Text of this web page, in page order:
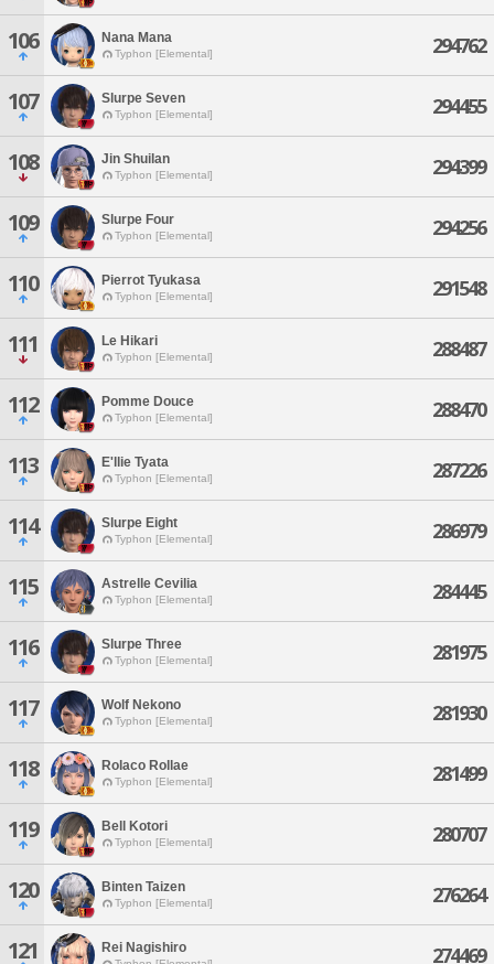
106 Nana Mana
Typhon [Elemental] 294762
107 Slurpe Seven
Typhon [Elemental] 294455
108 Jin Shuilan
Typhon [Elemental] 294399
109 Slurpe Four
Typhon [Elemental] 294256
110 Pierrot Tyukasa
Typhon [Elemental] 291548
111 Le Hikari
Typhon [Elemental] 288487
112 Pomme Douce
Typhon [Elemental] 288470
113 E'llie Tyata
Typhon [Elemental] 287226
114 Slurpe Eight
Typhon [Elemental] 286979
115 Astrelle Cevilia
Typhon [Elemental] 284445
116 Slurpe Three
Typhon [Elemental] 281975
117 Wolf Nekono
Typhon [Elemental] 281930
118 Rolaco Rollae
Typhon [Elemental] 281499
119 Bell Kotori
Typhon [Elemental] 280707
120 Binten Taizen
Typhon [Elemental] 276264
121 Rei Nagishiro 274469